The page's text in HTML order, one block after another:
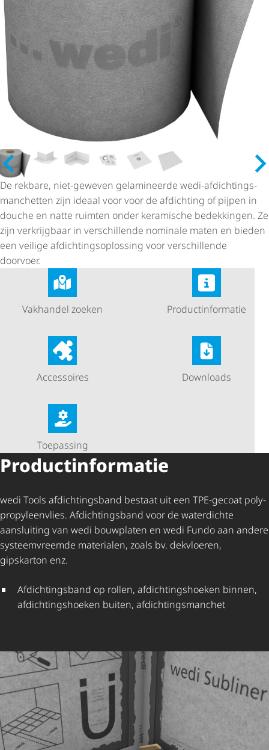
De rekbare, niet-geweven gelamineerde wedi-afdich­tings­
man­chetten zijn ideaal voor voor de afdichting of pijpen in
douche en natte ruimten onder keramische bedekkingen. Ze
zijn verkrijgbaar in verschillende nominale maten en bieden
een veilige afdich­tings­op­los­sing voor verschillende
doorvoer.
Vakhandel zoeken Product­in­for­matie
Accessoires Downloads
Toepassing
Product­in­for­matie
wedi Tools afdich­tings­band bestaat uit een TPE-gecoat poly­
pro­py­leen­vlies. Afdich­tings­band voor de waterdichte
aansluiting van wedi bouwplaten en wedi Fundo aan andere
systeemvreemde materialen, zoals bv. dekvloeren,
gipskarton enz.
Afdich­tings­band op rollen, afdich­tings­hoeken binnen,
afdich­tings­hoeken buiten, afdich­tings­man­chet